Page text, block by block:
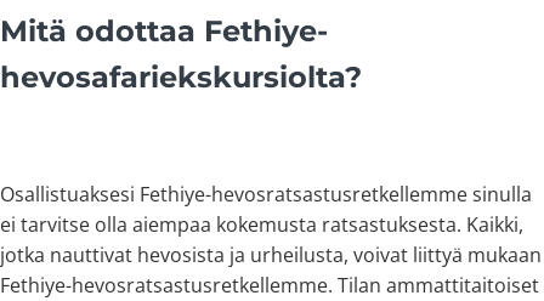
Mitä odottaa Fethiye-
hevosafariekskursiolta?
Osallistuaksesi Fethiye-hevosratsastusretkellemme sinulla
ei tarvitse olla aiempaa kokemusta ratsastuksesta. Kaikki,
jotka nauttivat hevosista ja urheilusta, voivat liittyä mukaan
Fethiye-hevosratsastusretkellemme. Tilan ammattitaitoiset